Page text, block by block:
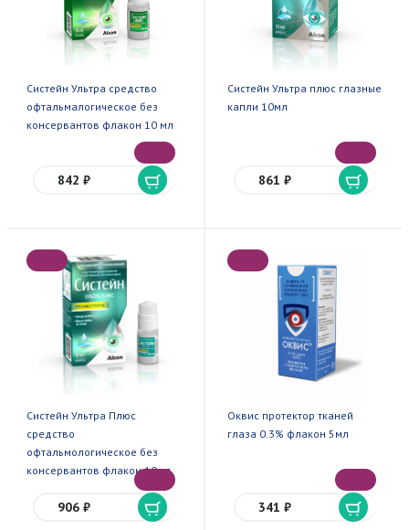
Систейн Ультра средство
офтальмалогическое без
консервантов флакон 10 мл
842 ₽
Систейн Ультра плюс глазные
капли 10мл
861 ₽
Систейн Ультра Плюс
средство
офтальмологическое без
консервантов флакон 10мл
906 ₽
Оквис протектор тканей
глаза 0.3% флакон 5мл
341 ₽